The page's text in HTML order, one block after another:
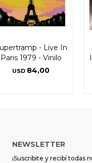
- Live In
Paris 1979 - Vinilo
USD 84,00
NEWSLETTER
¡Suscribite y recibí todas